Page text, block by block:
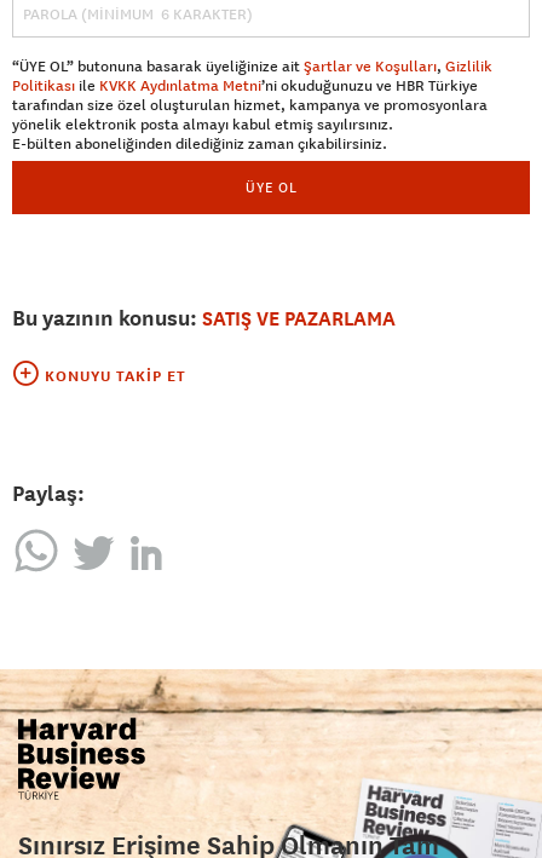
“ÜYE OL” butonuna basarak üyeliğinize aitŞartlar ve Koşulları, Gizlilik
Politikası ile KVKK Aydınlatma Metni’ni okuduğunuzu ve HBR Türkiye
tarafından size özel oluşturulan hizmet, kampanya ve promosyonlara
yönelik elektronik posta almayı kabul etmiş sayılırsınız.
E-bülten aboneliğinden dilediğiniz zaman çıkabilirsiniz.
ÜYE OL
Bu yazının konusu: SATIŞ VE PAZARLAMA
KONUYU TAKIP ET
Paylaş:
Sınırsız Erişime Sahip Olmanın Tam